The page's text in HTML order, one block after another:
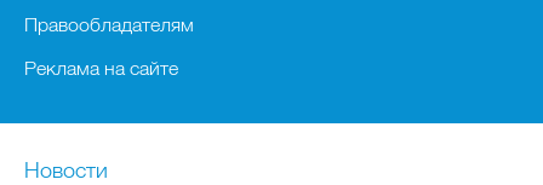
Правообладателям
Реклама на сайте
Новости